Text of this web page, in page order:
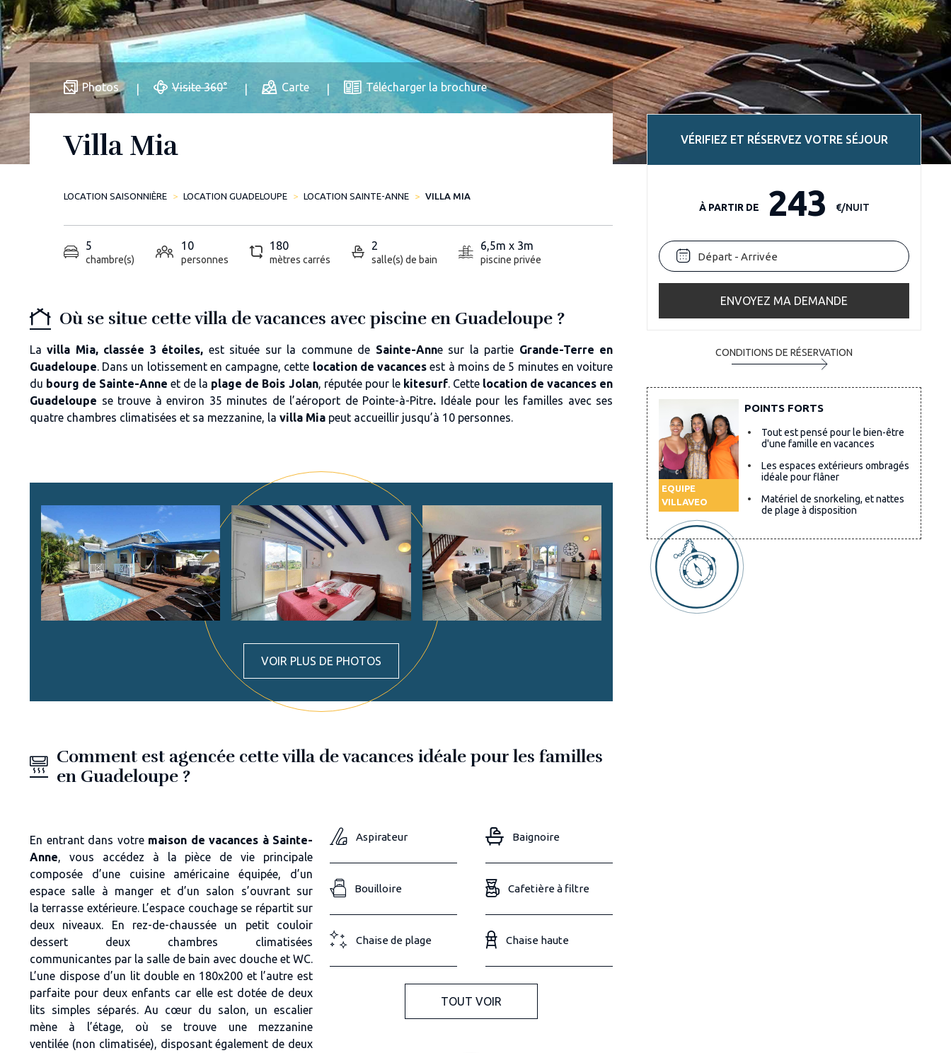
Photos Visite 360° Carte Télécharger la brochure
Villa Mia
LOCATION SAISONNIÈRE LOCATION GUADELOUPE LOCATION SAINTE-ANNE VILLA MIA
5
chambre(s)
10
personnes
180
mètres carrés
2
salle(s) de bain
6,5m x 3m
piscine privée
Où se situe cette villa de vacances avec piscine en Guadeloupe ?
Lavilla Mia, classée 3 étoiles, est située sur la commune de Sainte-Anne sur la partie Grande-Terre en
Guadeloupe. Dans un lotissement en campagne, cette location de vacances est à moins de 5 minutes en voiture
du bourg de Sainte-Anne et de la plage de Bois Jolan, réputée pour le kitesurf. Cette location de vacances en
Guadeloupe se trouve à environ 35 minutes de l’aéroport de Pointe-à-Pitre. Idéale pour les familles avec ses
quatre chambres climatisées et sa mezzanine, la villa Mia peut accueillir jusqu’à 10 personnes.
VOIR PLUS DE PHOTOS
Comment est agencée cette villa de vacances idéale pour les familles
en Guadeloupe ?
En entrant dans votre maison de vacances à Sainte-
Anne , vous accédez à la pièce de vie principale
composée d’une
cuisine américaine équipée , d’un
espace salle à manger et d’un salon s’ouvrant sur
la terrasse extérieure. L’espace couchage se répartit sur
deux niveaux. En rez-de-chaussée un petit couloir
dessert deux chambres climatisées
communicantes par la salle de bain avec douche et WC.
L’une dispose d’un lit double en 180x200 et l’autre est
parfaite pour deux enfants car elle est dotée de deux
lits simples séparés. Au cœur du salon, un escalier
mène à l’étage, où se trouve une mezzanine
ventilée (non climatisée), disposant également de deux
Aspirateur Baignoire
Bouilloire Cafetière à filtre
Chaise de plage Chaise haute
TOUT VOIR
VÉRIFIEZ ET RÉSERVEZ VOTRE SÉJOUR
À PARTIR DE 243 €/NUIT
ENVOYEZ MA DEMANDE
CONDITIONS DE RÉSERVATION
EQUIPE
VILLAVEO
POINTS FORTS
Tout est pensé pour le bien-être
d'une famille en vacances
Les espaces extérieurs ombragés
idéale pour flâner
Matériel de snorkeling, et nattes
de plage à disposition